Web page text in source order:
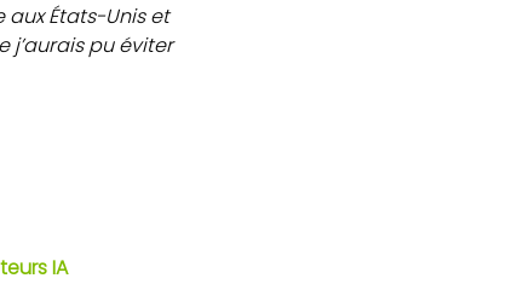
États-Unis et
pu éviter
IA